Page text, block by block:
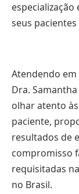
seus
Atendendo em
Dra.
olhar atento
paciente,
resultados de
compromisso
requisitadas
no Brasil.